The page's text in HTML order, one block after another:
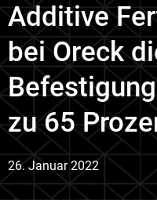
Additive
bei Oreck
zu 65
26. Januar 2022